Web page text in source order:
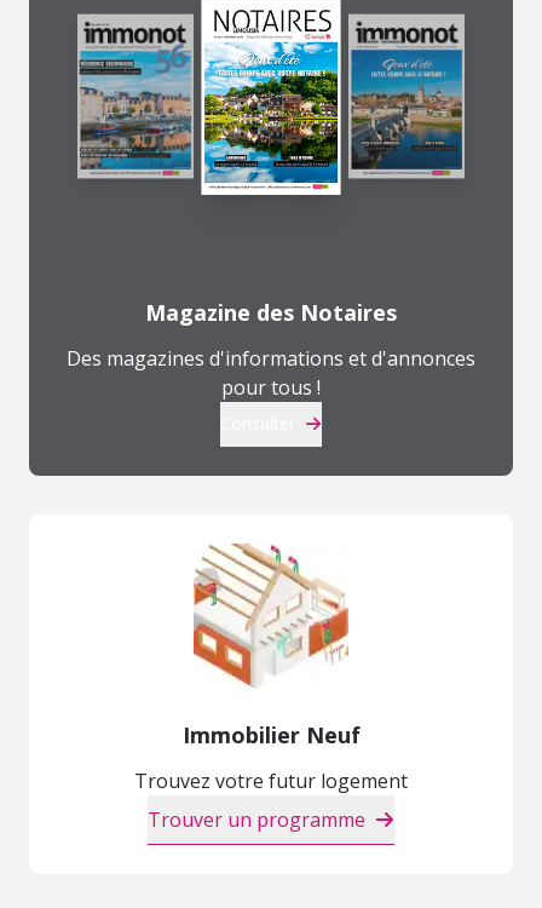
Magazine des Notaires
Des magazines d'informations et d'annonces
pour tous !
Immobilier Neuf
Trouvez votre futur logement
Trouver un programme